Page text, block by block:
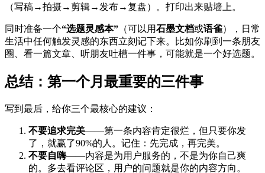
（写稿→拍摄→剪辑→发布→复盘）。打印出来贴墙上。
同时准备一个“选题灵感本” （可以用石墨文档或语雀），日常
生活中任何触发灵感的东西立刻记下来。比如你刷到一条朋友
圈、看一篇文章、听朋友吐槽一件事，可能就是一个好选题。
总结：第一个月最重要的三件事
写到最后，给你三个最核心的建议：
不要追求完美——第一条内容肯定很烂，但只要你发
了，就赢了90%的人。记住：先完成，再完美。
不要自嗨——内容是为用户服务的，不是为你自己爽
的。多去看评论区，用户的问题就是你的内容方向。